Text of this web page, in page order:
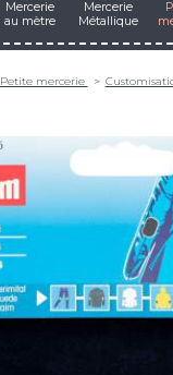
Mercerie
au mètre
Mercerie
Métallique
Petite mercerie